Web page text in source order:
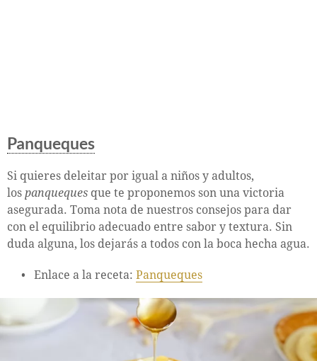
Panqueques
Si quieres deleitar por igual a niños y adultos,
los panqueques que te proponemos son una victoria
asegurada. Toma nota de nuestros consejos para dar
con el equilibrio adecuado entre sabor y textura. Sin
duda alguna, los dejarás a todos con la boca hecha agua.
Enlace a la receta: Panqueques